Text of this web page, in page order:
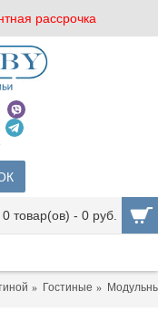
рассрочка
0 товар(ов) - 0 руб.
Гостиные